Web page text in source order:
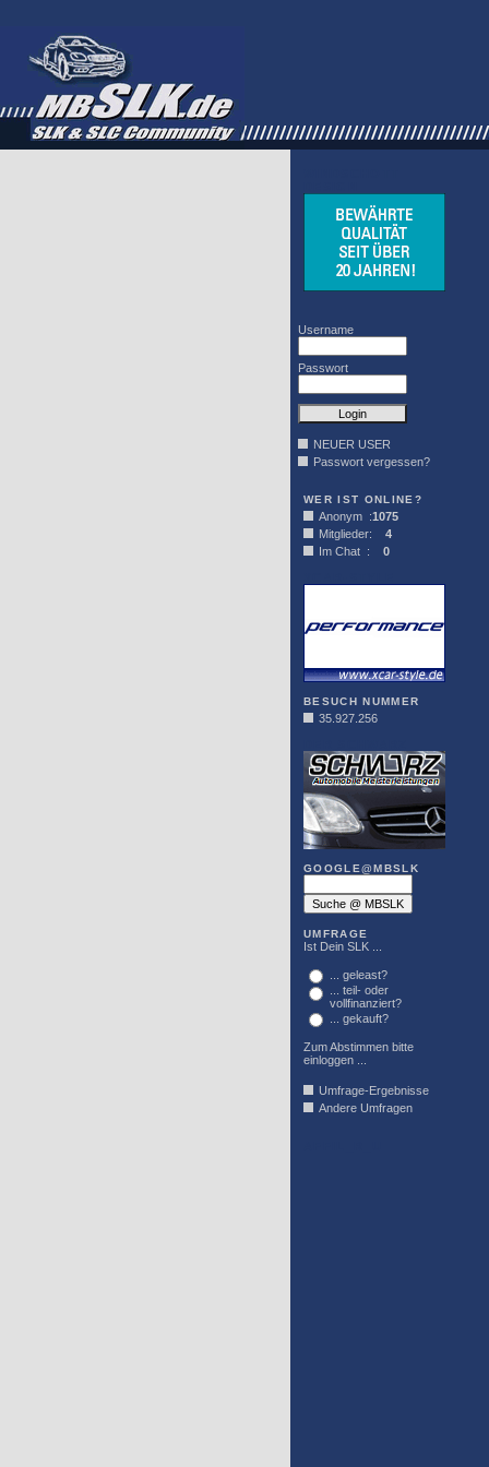
Username
Passwort
NEUER USER
Passwort vergessen?
WER IST ONLINE?
Anonym :1075
Mitglieder: 4
Im Chat : 0
BESUCH NUMMER
35.927.256
GOOGLE@MBSLK
UMFRAGE
Ist Dein SLK ...
... geleast?
... teil- oder
vollfinanziert?
... gekauft?
Zum Abstimmen bitte
einloggen ...
Umfrage-Ergebnisse
Andere Umfragen